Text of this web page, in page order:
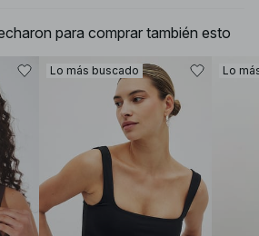
para comprar también esto
Lo más buscado Lo